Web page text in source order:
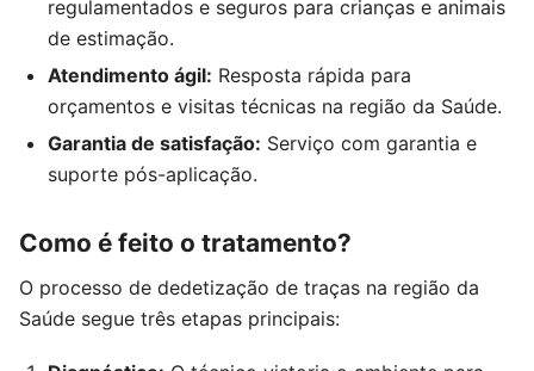
regulamentados e seguros para crianças e animais
de estimação.
Atendimento ágil: Resposta rápida para
orçamentos e visitas técnicas na região da Saúde.
Garantia de satisfação: Serviço com garantia e
suporte pós-aplicação.
Como é feito o tratamento?
O processo de dedetização de traças na região da
Saúde segue três etapas principais: